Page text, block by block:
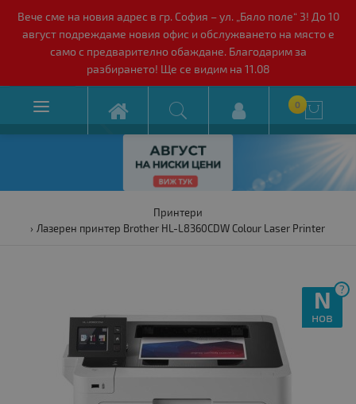
Вече сме на новия адрес в гр. София – ул. „Бяло поле“ 3! До 10
август подреждаме новия офис и обслужването на място е
само с предварително обаждане. Благодарим за
разбирането! Ще се видим на 11.08
 0 
Принтери
Лазерен принтер Brother HL-L8360CDW Colour Laser Printer
?
N
нов